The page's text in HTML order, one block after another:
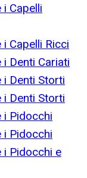
Capelli
Capelli Ricci
Denti Cariati
i Denti Storti
i Denti Storti
i Pidocchi
i Pidocchi
i Pidocchi e